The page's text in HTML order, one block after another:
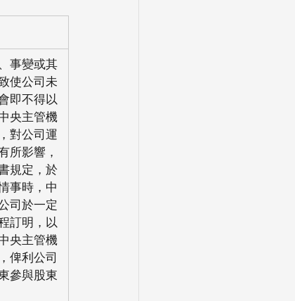
事變或其
使公司未
即不得以
央主管機
對公司運
所影響，
規定，於
事時，中
司於一定
訂明，以
央主管機
俾利公司
參與股東